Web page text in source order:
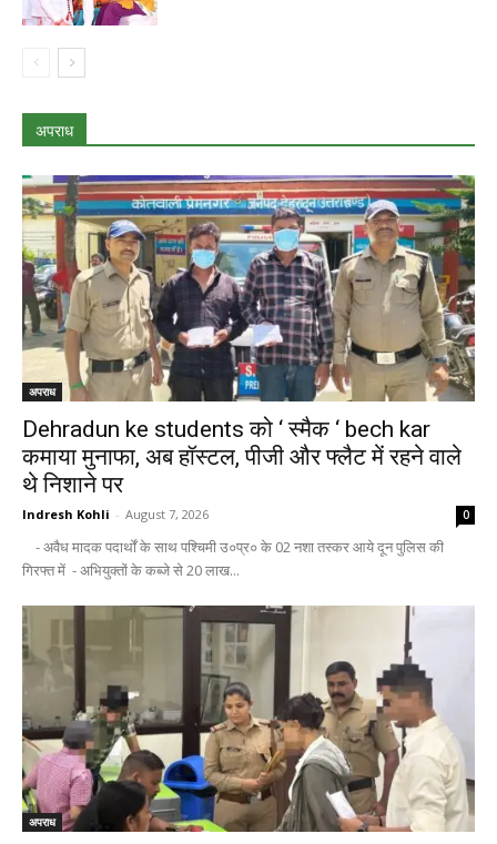
अपराध
अपराध
Dehradun ke students को ‘ स्मैक ‘ bech kar
कमाया मुनाफा, अब हॉस्टल, पीजी और फ्लैट में रहने वाले
थे निशाने पर
Indresh Kohli - August 7, 2026 0
- अवैध मादक पदार्थों के साथ पश्चिमी उ०प्र० के 02 नशा तस्कर आये दून पुलिस की
गिरफ्त में - अभियुक्तों के कब्जे से 20 लाख...
अपराध